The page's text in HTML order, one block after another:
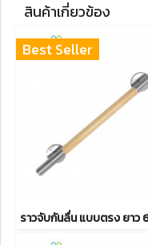
สินค้าเกี่ยวข้อง
Best Seller